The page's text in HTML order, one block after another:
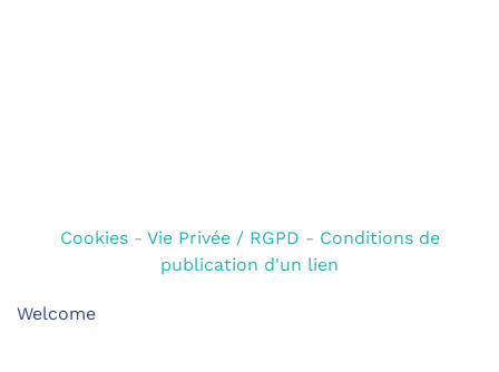
Cookies- Vie Privée / RGPD - Conditions de
publication d'un lien
Welcome